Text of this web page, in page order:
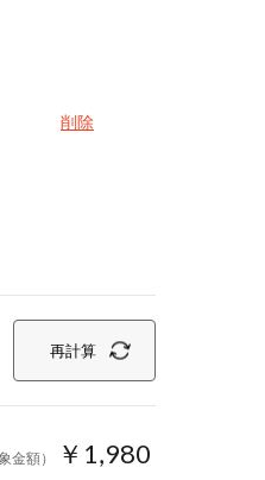
削除
再計算
金額） ￥1,980